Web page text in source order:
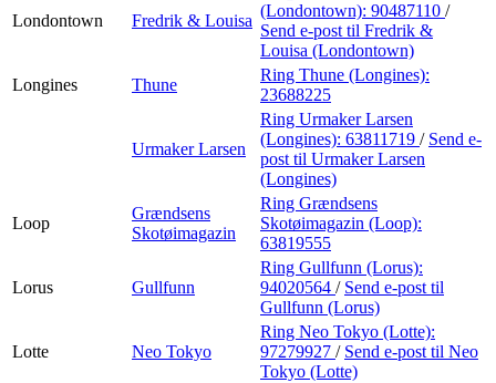
Londontown Fredrik & Louisa
(Londontown): 90487110 /
Send e-post til Fredrik &
Louisa (Londontown)
Longines
Thune
Ring Thune (Longines):
23688225
Urmaker Larsen
Ring Urmaker Larsen
(Longines): 63811719 / Send e-
post til Urmaker Larsen
(Longines)
Loop
Grændsens
Skotøimagazin
Ring Grændsens
Skotøimagazin (Loop):
63819555
Lorus Gullfunn
Ring Gullfunn (Lorus):
94020564 / Send e-post til
Gullfunn (Lorus)
Lotte Neo Tokyo
Ring Neo Tokyo (Lotte):
97279927 / Send e-post til Neo
Tokyo (Lotte)